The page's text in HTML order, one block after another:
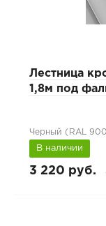
Лестница
1,8м под
Черный (RAL
В наличии
3 220 руб.